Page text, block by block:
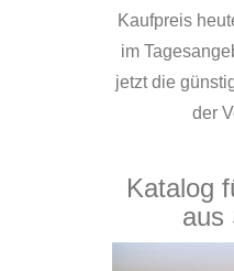
Kaufpreis
im
jetzt die
der
Katalog
aus